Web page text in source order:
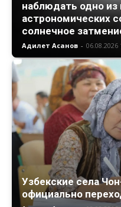
наблюдать одно из
астрономических
солнечное
Адилет Асанов - 06.08.2026
Узбекские села
официально